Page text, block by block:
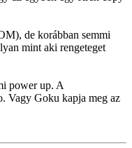
de korábban semmi
mint aki rengeteget
power up. A
Vagy Goku kapja meg az